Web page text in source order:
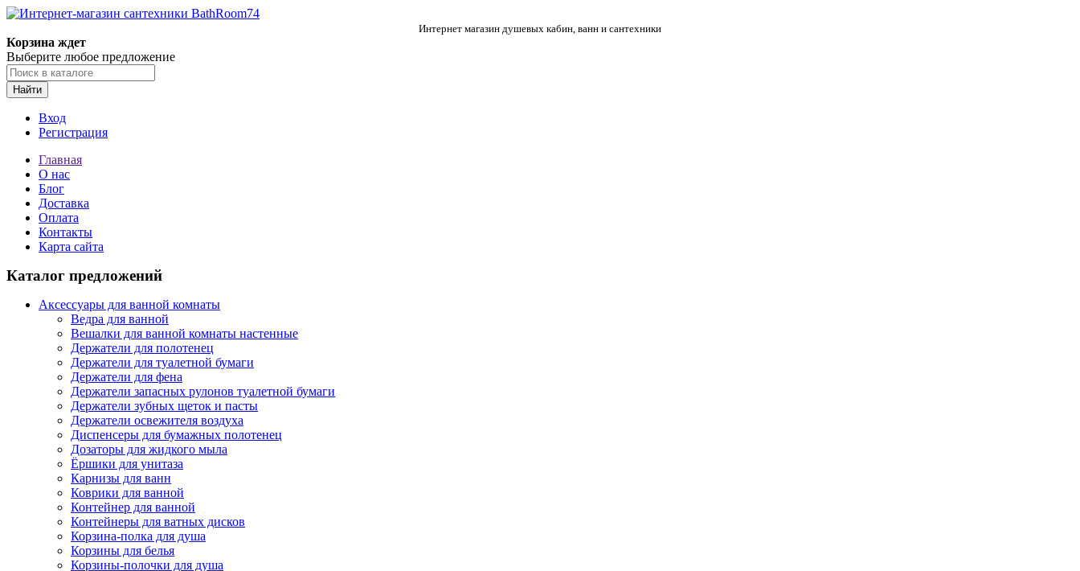
Интернет магазин душевых кабин, ванн и сантехники
Корзина ждет
Выберите любое предложение
Найти
Вход
Регистрация
Главная
О нас
Блог
Доставка
Оплата
Контакты
Карта сайта
Каталог предложений
Аксессуары для ванной комнаты
Ведра для ванной
Вешалки для ванной комнаты настенные
Держатели для полотенец
Держатели для туалетной бумаги
Держатели для фена
Держатели запасных рулонов туалетной бумаги
Держатели зубных щеток и пасты
Держатели освежителя воздуха
Диспенсеры для бумажных полотенец
Дозаторы для жидкого мыла
Ёршики для унитаза
Карнизы для ванн
Коврики для ванной
Контейнер для ванной
Контейнеры для ватных дисков
Корзина-полка для душа
Корзины для белья
Корзины-полочки для душа